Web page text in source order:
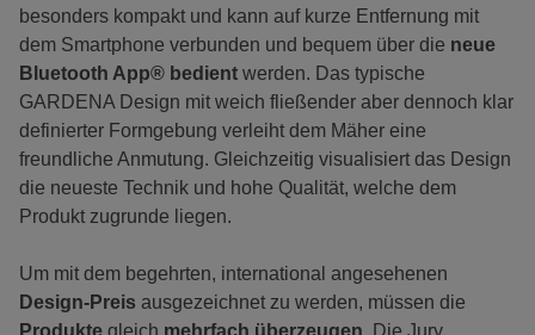
besonders kompakt und kann auf kurze Entfernung mit
dem Smartphone verbunden und bequem über die neue
Bluetooth App® bedient werden. Das typische
GARDENA Design mit weich fließender aber dennoch klar
definierter Formgebung verleiht dem Mäher eine
freundliche Anmutung. Gleichzeitig visualisiert das Design
die neueste Technik und hohe Qualität, welche dem
Produkt zugrunde liegen.
Um mit dem begehrten, international angesehenen
Design-Preis ausgezeichnet zu werden, müssen die